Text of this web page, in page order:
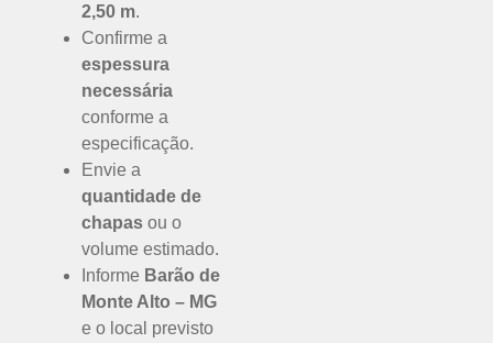
2,50 m.
Confirme a
espessura
necessária
conforme a
especificação.
Envie a
quantidade de
chapas ou o
volume estimado.
Informe Barão de
Monte Alto – MG
e o local previsto